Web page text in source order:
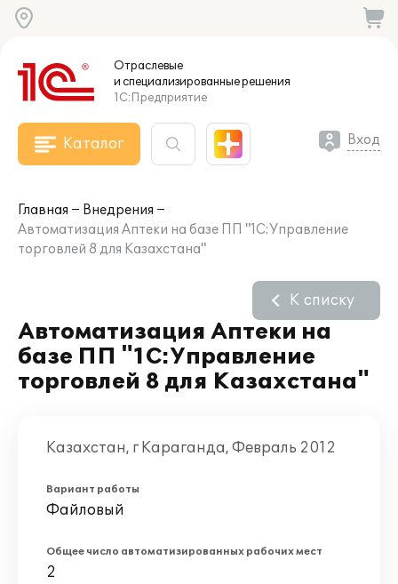
Отраслевые
и специализированныерешения
1С:Предприятие
Каталог Вход
Главная
Внедрения
Автоматизация Аптеки на базе ПП "1С:Управление
торговлей 8 для Казахстана"
Автоматизация Аптеки на
базе ПП "1С:Управление
торговлей 8 для Казахстана"
К списку
Казахстан, г Караганда, Февраль 2012
Вариант работы
Файловый
Общее число автоматизированных рабочих мест
2